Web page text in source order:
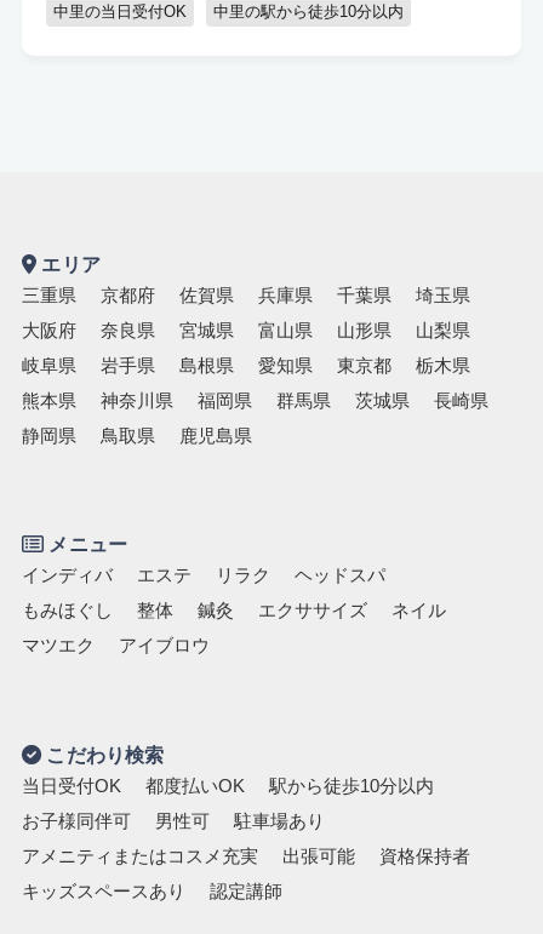
中里の当日受付OK 中里の駅から徒歩10分以内
エリア
三重県 京都府 佐賀県 兵庫県 千葉県
埼玉県
大阪府
奈良県 宮城県 富山県 山形県
山梨県
岐阜県
岩手県 島根県 愛知県 東京都
栃木県
熊本県
神奈川県 福岡県 群馬県 茨城県
長崎県
静岡県
鳥取県 鹿児島県
メニュー
インディバ エステ リラク
ヘッドスパ
もみほぐし
整体 鍼灸 エクササイズ
ネイル
マツエク
アイブロウ
こだわり検索
当日受付OK 都度払いOK
駅から徒歩10分以内
お子様同伴可
男性可
駐車場あり
アメニティまたはコスメ充実
出張可能
資格保持者
キッズスペースあり
認定講師